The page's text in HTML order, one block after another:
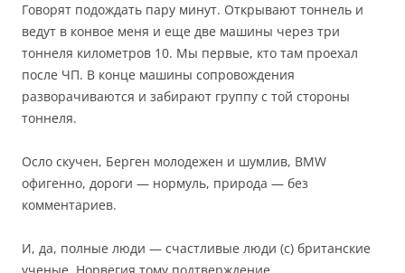
Говорят подождать пару минут. Открывают тоннель и
ведут в конвое меня и еще две машины через три
тоннеля километров 10. Мы первые, кто там проехал
после ЧП. В конце машины сопровождения
разворачиваются и забирают группу с той стороны
тоннеля.
Осло скучен, Берген молодежен и шумлив, BMW
офигенно, дороги — нормуль, природа — без
комментариев.
И, да, полные люди — счастливые люди (с) британские